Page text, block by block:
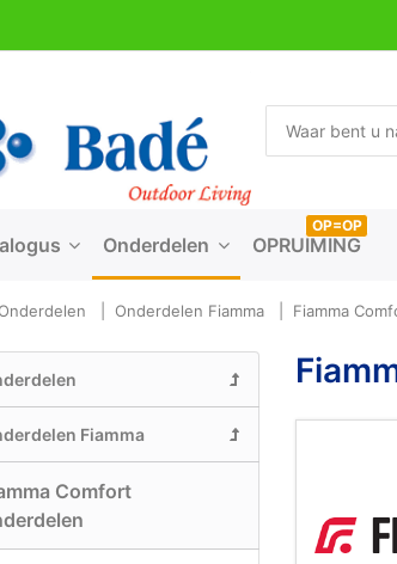
Onderdelen OPRUIMING
OP=OP
Onderdelen Fiamma Fiamma
Fiamma
Comfort